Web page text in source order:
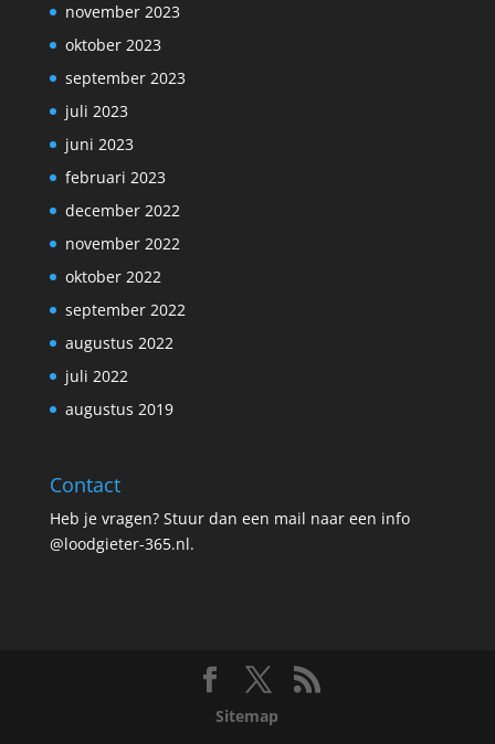
november 2023
oktober 2023
september 2023
juli 2023
juni 2023
februari 2023
december 2022
november 2022
oktober 2022
september 2022
augustus 2022
juli 2022
augustus 2019
Contact
Heb je vragen? Stuur dan een mail naar een info
@loodgieter-365.nl.
Sitemap